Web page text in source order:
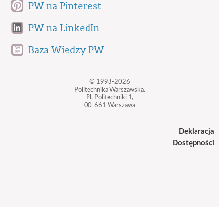
PW na Pinterest
PW na LinkedIn
Baza Wiedzy PW
© 1998-2026
Politechnika Warszawska,
Pl. Politechniki 1,
00-661 Warszawa
Deklaracja
Dostępności